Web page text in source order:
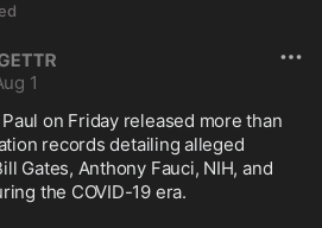
1
Paul on Friday released more than
records detailing alleged
Gates, Anthony Fauci, NIH, and
the COVID-19 era.